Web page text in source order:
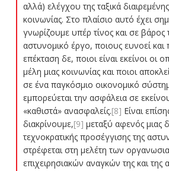
αλλά) ελέγχου της ταξικά
κοινωνίας. Στο πλαίσιο αυτό έχει
γνωρίζουμε υπέρ τίνος και σε βάρος
αστυνομικό έργο, ποιους ευνοεί και
επέκταση δε, ποιοι είναι εκείνοι οι
μέλη μιας κοινωνίας και ποιοι
σε ένα παγκόσμιο οικονομικό
εμπορεύεται την ασφάλεια σε
«καθιστά» ανασφαλείς.[8] Είναι
διακρίνουμε,[9] μεταξύ αφενός μιας
τεχνοκρατικής προσέγγισης της
στρέφεται στη μελέτη των
επιχειρησιακών αναγκών της και της